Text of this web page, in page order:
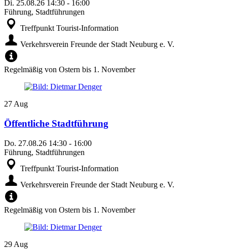
Di. 25.08.26 14:30 - 16:00
Führung, Stadtführungen
Treffpunkt Tourist-Information
Verkehrsverein Freunde der Stadt Neuburg e. V.
Regelmäßig von Ostern bis 1. November
27 Aug
Öffentliche Stadtführung
Do. 27.08.26 14:30 - 16:00
Führung, Stadtführungen
Treffpunkt Tourist-Information
Verkehrsverein Freunde der Stadt Neuburg e. V.
Regelmäßig von Ostern bis 1. November
29 Aug